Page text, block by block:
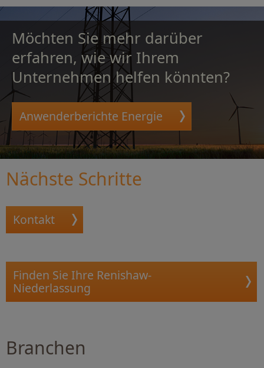
Möchten Sie mehr darüber
erfahren, wie wir Ihrem
Unternehmen helfen könnten?
Anwenderberichte Energie
Nächste Schritte
Kontakt
Finden Sie Ihre Renishaw-
Niederlassung
Branchen